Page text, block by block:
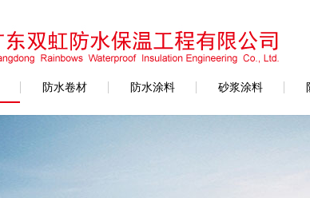
防水卷材 防水涂料 砂浆涂料